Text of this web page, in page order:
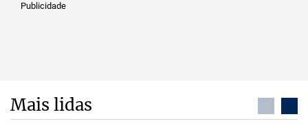
Publicidade
Mais lidas